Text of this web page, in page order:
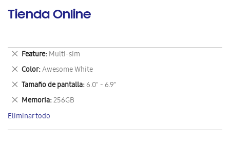
Tienda Online
Feature Multi-sim
Eliminar
este
artículo
Color Awesome White
Eliminar
este
artículo
Tamaño de pantalla 6.0" - 6.9"
Eliminar
este
artículo
Memoria 256GB
Eliminar
este
artículo
Eliminar todo